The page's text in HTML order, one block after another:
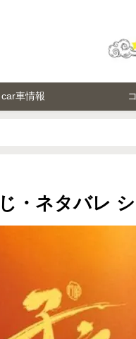
car車情報
・ネタバレ